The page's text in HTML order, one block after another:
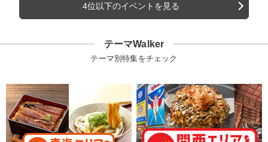
4位以下のイベントを見る
テーマWalker
テーマ別特集をチェック